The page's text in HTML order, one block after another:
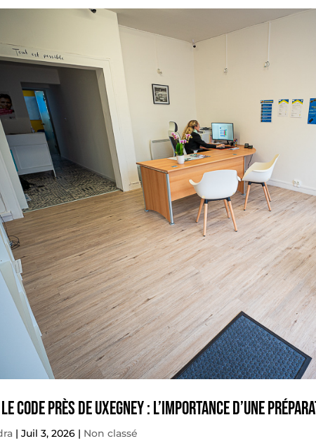
code près de Uxegney : l’importance d’une
|Juil 3, 2026 | Non classé